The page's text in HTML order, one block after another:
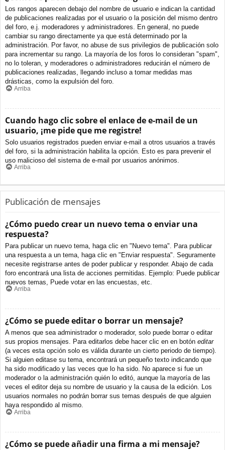
Los rangos aparecen debajo del nombre de usuario e indican la cantidad
de publicaciones realizadas por el usuario o la posición del mismo dentro
del foro, e.j. moderadores y administradores. En general, no puede
cambiar su rango directamente ya que está determinado por la
administración. Por favor, no abuse de sus privilegios de publicación solo
para incrementar su rango. La mayoría de los foros lo consideran "spam",
no lo toleran, y moderadores o administradores reducirán el número de
publicaciones realizadas, llegando incluso a tomar medidas mas
drásticas, como la expulsión del foro.
Arriba
Cuando hago clic sobre el enlace de e-mail de un
usuario, ¡me pide que me registre!
Solo usuarios registrados pueden enviar e-mail a otros usuarios a través
del foro, si la administración habilita la opción. Esto es para prevenir el
uso malicioso del sistema de e-mail por usuarios anónimos.
Arriba
Publicación de mensajes
¿Cómo puedo crear un nuevo tema o enviar una
respuesta?
Para publicar un nuevo tema, haga clic en "Nuevo tema". Para publicar
una respuesta a un tema, haga clic en "Enviar respuesta". Seguramente
necesite registrarse antes de poder publicar y responder. Abajo de cada
foro encontrará una lista de acciones permitidas. Ejemplo: Puede publicar
nuevos temas, Puede votar en las encuestas, etc.
Arriba
¿Cómo se puede editar o borrar un mensaje?
A menos que sea administrador o moderador, solo puede borrar o editar
sus propios mensajes. Para editarlos debe hacer clic en en botón editar
(a veces esta opción solo es válida durante un cierto periodo de tiempo).
Si alguien editase su tema, encontrará un pequeño texto indicando que
ha sido modificado y las veces que lo ha sido. No aparece si fue un
moderador o la administración quién lo editó, aunque la mayoría de las
veces el editor deja su nombre de usuario y la causa de la edición. Los
usuarios normales no podrán borrar sus temas después de que alguien
haya respondido al mismo.
Arriba
¿Cómo se puede añadir una firma a mi mensaje?